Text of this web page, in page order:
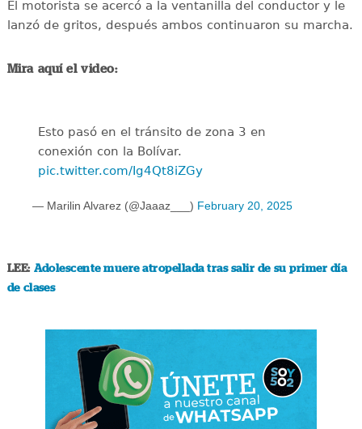
El motorista se acercó a la ventanilla del conductor y le
lanzó de gritos, después ambos continuaron su marcha.
Mira aquí el video:
Esto pasó en el tránsito de zona 3 en
conexión con la Bolívar.
pic.twitter.com/Ig4Qt8iZGy
— Marilin Alvarez (@Jaaaz___) February 20, 2025
LEE: Adolescente muere atropellada tras salir de su primer día
de clases